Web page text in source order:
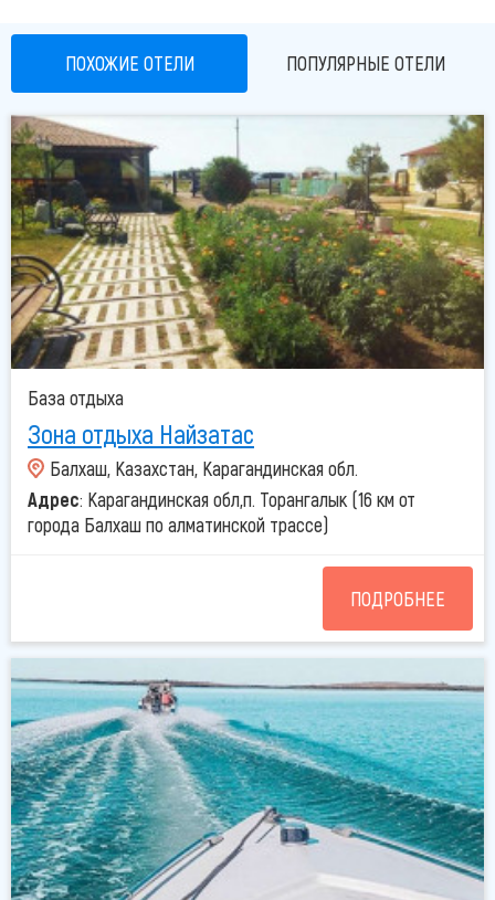
ПОХОЖИЕ ОТЕЛИ ПОПУЛЯРНЫЕ ОТЕЛИ
База отдыха
Зона отдыха Найзатас
Балхаш, Казахстан, Карагандинская обл.
Адрес: Карагандинская обл,п. Торангалык (16 км от
города Балхаш по алматинской трассе)
ПОДРОБНЕЕ